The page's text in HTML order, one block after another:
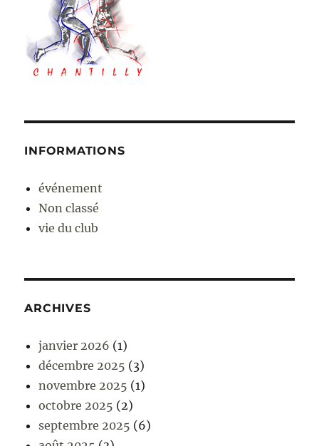
INFORMATIONS
événement
Non classé
vie du club
ARCHIVES
janvier 2026 (1)
décembre 2025 (3)
novembre 2025 (1)
octobre 2025 (2)
septembre 2025 (6)